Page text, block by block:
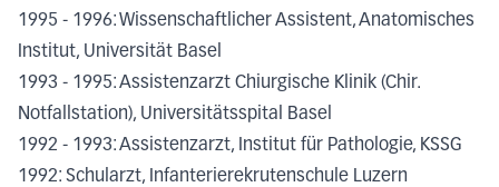
1995 - 1996: Wissenschaftlicher Assistent, Anatomisches
Institut, Universität Basel
1993 - 1995: Assistenzarzt Chiurgische Klinik (Chir.
Notfallstation), Universitätsspital Basel
1992 - 1993: Assistenzarzt, Institut für Pathologie, KSSG
1992: Schularzt, Infanterierekrutenschule Luzern